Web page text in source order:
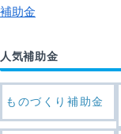
補助金
人気補助金
ものづくり補助金